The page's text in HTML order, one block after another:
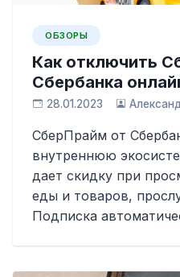
ОБЗОРЫ
Как отключить
Сбербанка
28.01.2023
СберПрайм от
внутреннюю
дает скидку при
еды и товаров,
Подписка